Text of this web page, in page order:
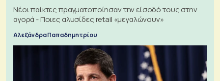
Νέοι παίκτες πραγματοποίησαν την είσοδό τους στην
αγορά - Ποιες αλυσίδες retail «μεγαλώνουν»
Αλεξάνδρα Παπαδημητρίου